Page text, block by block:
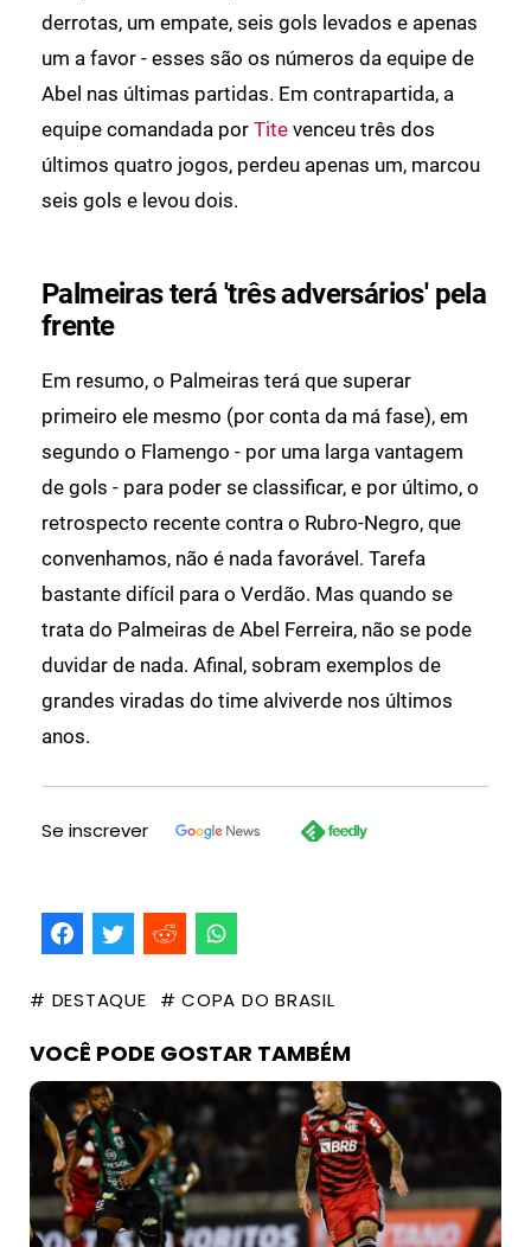
derrotas, um empate, seis gols levados e apenas
um a favor - esses são os números da equipe de
Abel nas últimas partidas. Em contrapartida, a
equipe comandada por Tite venceu três dos
últimos quatro jogos, perdeu apenas um, marcou
seis gols e levou dois.
Palmeiras terá 'três adversários' pela
frente
Em resumo, o Palmeiras terá que superar
primeiro ele mesmo (por conta da má fase), em
segundo o Flamengo - por uma larga vantagem
de gols - para poder se classificar, e por último, o
retrospecto recente contra o Rubro-Negro, que
convenhamos, não é nada favorável. Tarefa
bastante difícil para o Verdão. Mas quando se
trata do Palmeiras de Abel Ferreira, não se pode
duvidar de nada. Afinal, sobram exemplos de
grandes viradas do time alviverde nos últimos
anos.
Se inscrever
# DESTAQUE # COPA DO BRASIL
VOCÊ PODE GOSTAR TAMBÉM